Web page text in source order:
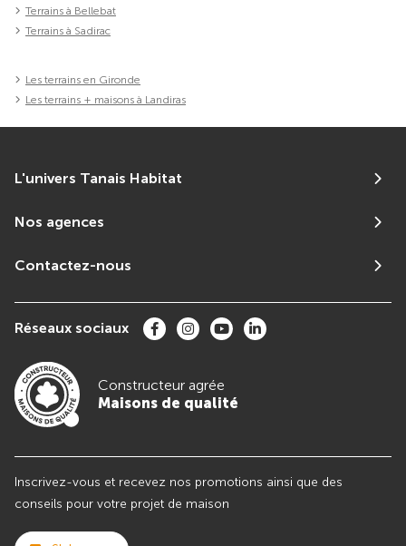
Terrains à Bellebat
Terrains à Sadirac
Les terrains en Gironde
Les terrains + maisons à Landiras
L'univers Tanais Habitat
Nos agences
Contactez-nous
Réseaux sociaux
Constructeur agrée
Maisons de qualité
Inscrivez-vous et recevez nos promotions ainsi que des
conseils pour votre projet de maison